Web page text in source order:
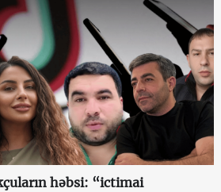
həbsi: “ictimai